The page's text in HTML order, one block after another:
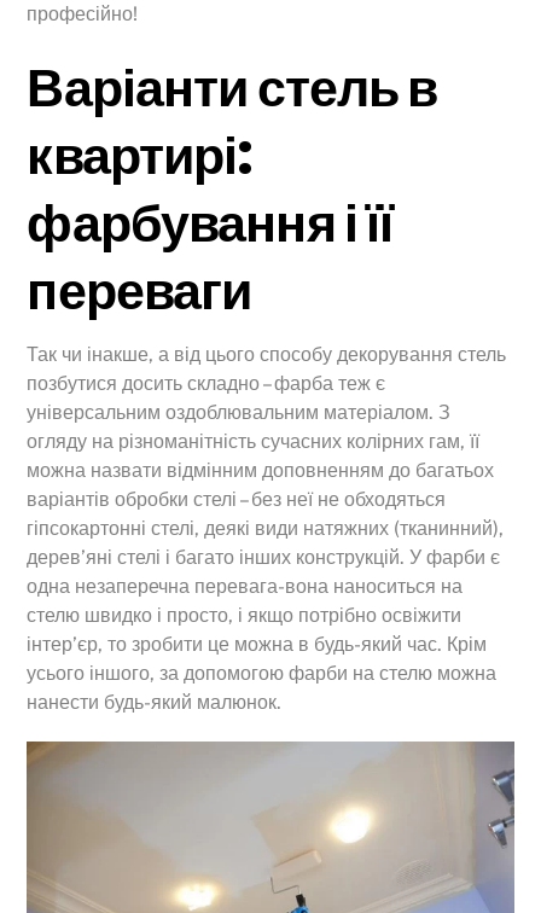
професійно!
Варіанти стель в
квартирі:
фарбування і її
переваги
Так чи інакше, а від цього способу декорування стель
позбутися досить складно – фарба теж є
універсальним оздоблювальним матеріалом. З
огляду на різноманітність сучасних колірних гам, її
можна назвати відмінним доповненням до багатьох
варіантів обробки стелі – без неї не обходяться
гіпсокартонні стелі, деякі види натяжних (тканинний),
дерев’яні стелі і багато інших конструкцій. У фарби є
одна незаперечна перевага-вона наноситься на
стелю швидко і просто, і якщо потрібно освіжити
інтер’єр, то зробити це можна в будь-який час. Крім
усього іншого, за допомогою фарби на стелю можна
нанести будь-який малюнок.